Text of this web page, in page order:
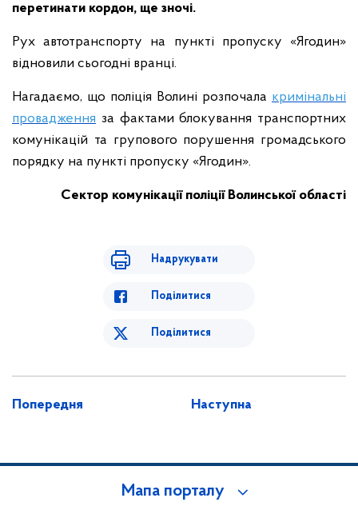
перетинати кордон, ще зночі.
Рух автотранспорту на пункті пропуску «Ягодин»
відновили сьогодні вранці.
Нагадаємо, що поліція Волині розпочала кримінальні
провадження за фактами блокування транспортних
комунікацій та групового порушення громадського
порядку на пункті пропуску «Ягодин».
Сектор комунікації поліції Волинської області
Надрукувати
Поділитися
Поділитися
Попередня Наступна
Мапа порталу